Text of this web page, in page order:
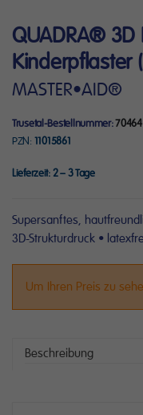
Anfang
der
Bildergalerie
springen
QUADRA® 3D
Kinderpflaster
MASTER•AID®
Trusetal-Bestellnummer 70464
PZN 11015861
Lieferzeit: 2 – 3 Tage
Supersanftes,
3D-Strukturdruck •
Um Ihren Preis zu
Beschreibung